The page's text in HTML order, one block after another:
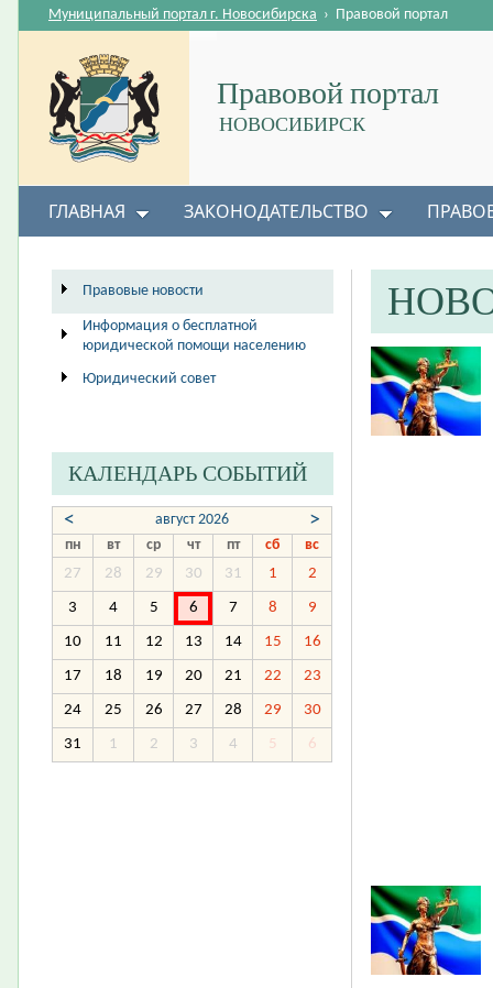
Правовой портал
НОВОСИБИРСК
Муниципальный портал г. Новосибирска › Правовой портал
ГЛАВНАЯ ЗАКОНОДАТЕЛЬСТВО
Правовые новости
Информация о бесплатной
юридической помощи населению
Юридический совет
КАЛЕНДАРЬ СОБЫТИЙ
< август 2026 >
пн вт ср чт пт сб
вс
27
28 29 30 31 1 2
3 4 5 6 7 8 9
10 11 12 13 14 15 16
17 18 19 20 21 22 23
24 25 26 27 28 29 30
31 1 2 3 4 5 6